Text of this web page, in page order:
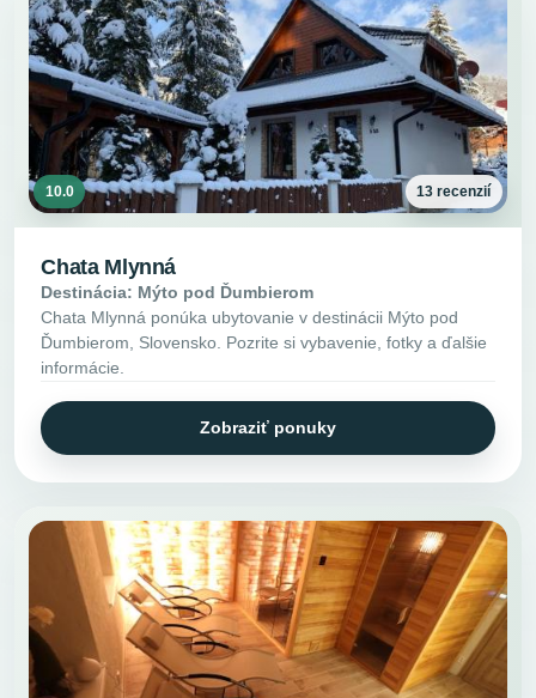
10.0 13 recenzií
Chata Mlynná
Destinácia: Mýto pod Ďumbierom
Chata Mlynná ponúka ubytovanie v destinácii Mýto pod
Ďumbierom, Slovensko. Pozrite si vybavenie, fotky a ďalšie
informácie.
Zobraziť ponuky